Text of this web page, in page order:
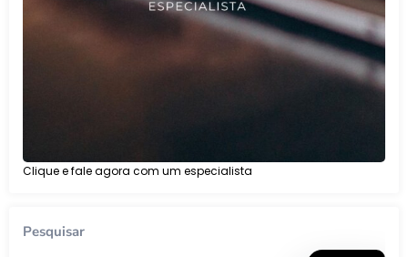
Clique e fale agora com um especialista
Pesquisar